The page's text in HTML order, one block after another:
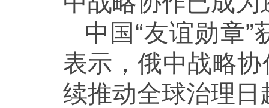
中国“友谊勋章
表示，俄中战略
续推动全球治理日